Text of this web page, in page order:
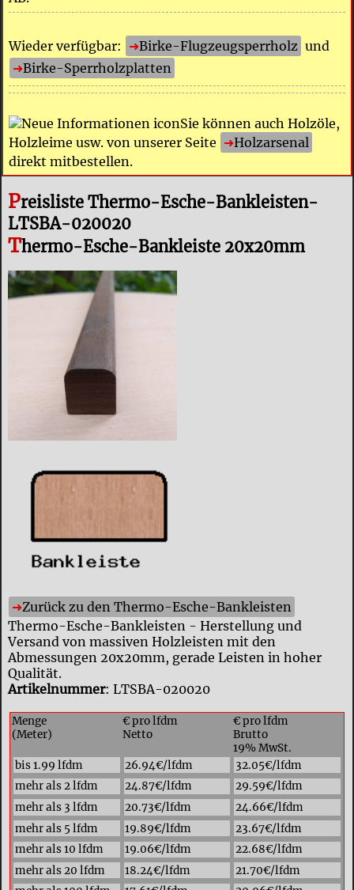
Wieder verfügbar: Birke-Flugzeugsperrholz und
Birke-Sperrholzplatten
Sie können auch Holzöle,
Holzleime usw. von unserer Seite
Holzarsenal
direkt mitbestellen.
Preisliste Thermo-Esche-Bankleisten-
LTSBA-020020
Thermo-Esche-Bankleiste 20x20mm
Zurück zu den Thermo-Esche-Bankleisten
Thermo-Esche-Bankleisten - Herstellung und
Versand von massiven Holzleisten mit den
Abmessungen 20x20mm, gerade Leisten in hoher
Qualität.
Artikelnummer: LTSBA-020020
Menge
(Meter)
€ pro lfdm
Netto
€ pro lfdm
Brutto
19% MwSt.
bis 1.99 lfdm
26.94€/lfdm
32.05€/lfdm
mehr als 2 lfdm
24.87€/lfdm
29.59€/lfdm
mehr als 3 lfdm
20.73€/lfdm
24.66€/lfdm
mehr als 5 lfdm
19.89€/lfdm
23.67€/lfdm
mehr als 10 lfdm
19.06€/lfdm
22.68€/lfdm
mehr als 20 lfdm
18.24€/lfdm
21.70€/lfdm